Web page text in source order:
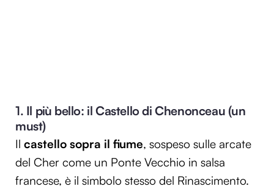
1. Il più bello: il Castello di Chenonceau (un
must)
Il castello sopra il fiume, sospeso sulle arcate
del Cher come un Ponte Vecchio in salsa
francese, è il simbolo stesso del Rinascimento.